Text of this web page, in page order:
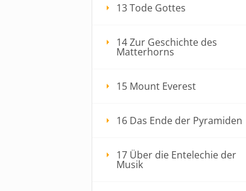
13 Tode Gottes
14 Zur Geschichte des
Matterhorns
15 Mount Everest
16 Das Ende der Pyramiden
17 Über die Entelechie der
Musik